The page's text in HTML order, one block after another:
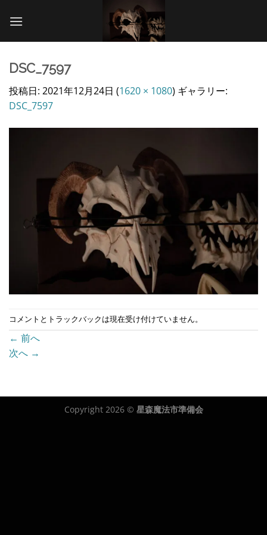
DSC_7597
投稿日: 2021年12月24日 (1620 × 1080) ギャラリー:
DSC_7597
コメントとトラックバックは現在受け付けていません。
← 前へ
次へ →
Copyright 2026 © 星森魔法市準備会